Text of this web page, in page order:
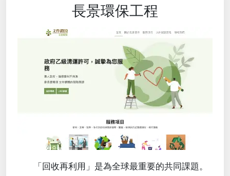
長景環保工程
「回收再利用」是為全球最重要的共同課題。